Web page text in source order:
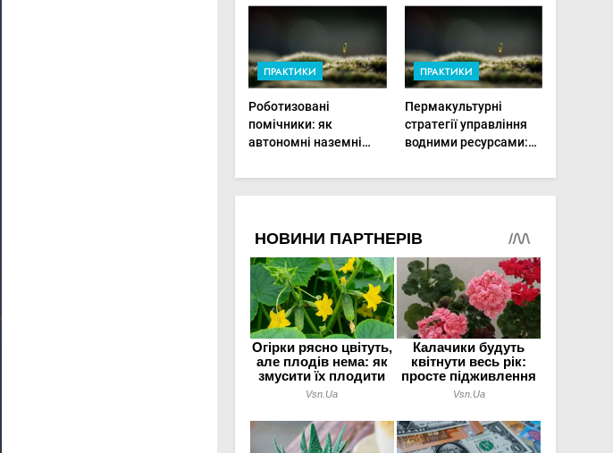
мінімальній площі
ПРАКТИКИ
Роботизовані
помічники: як
автономні наземні
догляд за органічними
овочами
ПРАКТИКИ
Пермакультурні
стратегії управління
водними ресурсами:
господарство стійким
до посухи